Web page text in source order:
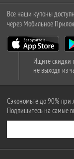
Все наши купоны
через Мобильное
Ищите скидки
не выходя из
Сэкономьте до 90% при
Подпишитесь на самые